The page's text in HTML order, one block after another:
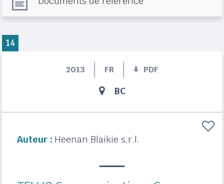
2013 FR PDF
BC
Auteur : Heenan Blaikie s.r.l.
14